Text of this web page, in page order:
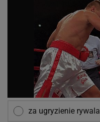
za ugryzienie rywala